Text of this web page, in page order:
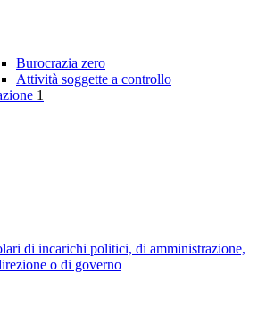
Burocrazia zero
Attività soggette a controllo
1
di incarichi politici, di amministrazione,
o di governo